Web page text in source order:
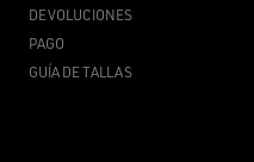
DEVOLUCIONES
PAGO
GUÍA DE TALLAS